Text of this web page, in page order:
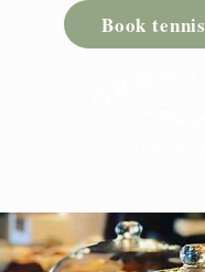
Book tennis